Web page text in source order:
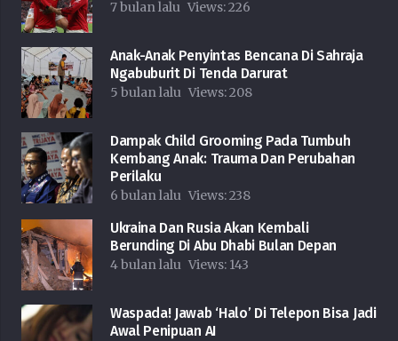
7 bulan lalu Views:226
Anak-Anak Penyintas Bencana Di Sahraja
Ngabuburit Di Tenda Darurat
5 bulan lalu Views:208
Dampak Child Grooming Pada Tumbuh
Kembang Anak: Trauma Dan Perubahan
Perilaku
6 bulan lalu Views:238
Ukraina Dan Rusia Akan Kembali
Berunding Di Abu Dhabi Bulan Depan
4 bulan lalu Views: 143
Waspada! Jawab ‘Halo’ Di Telepon Bisa Jadi
Awal Penipuan AI